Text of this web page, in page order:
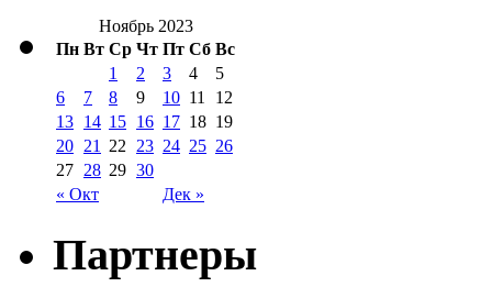
Ноябрь 2023
Пн Вт Ср Чт Пт Сб Вс
« Окт Дек »
1 2 3 4
5
6
7 8 9 10 11
12
13 14 15 16 17 18 19
20 21 22 23 24 25 26
27 28 29 30
Партнеры